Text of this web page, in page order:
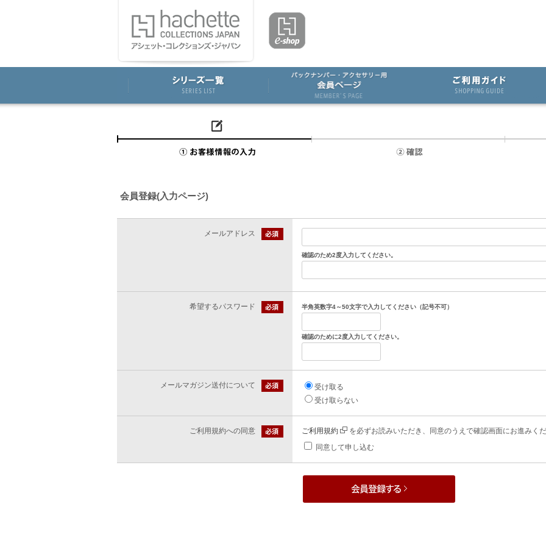
会員登録(入力ページ)
メールアドレス
確認のため2度入力してください。
希望するパスワード 半角英数字4～50文字で入力してください（記号不可）
確認のために2度入力してください。
メールマガジン送付について
受け取る
受け取らない
ご利用規約への同意 ご利用規約
を必ずお読みいただき、同意のうえで確認画面にお進みく
同意して申し込む